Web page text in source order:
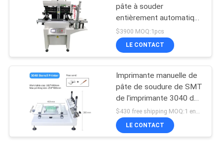
machine de
transfert de smd
pâte à souder
entièrement automatique
avec impression aveugle
et chargement de PCB
$3900 MOQ:1pcs
LE CONTACT
Imprimante manuelle de
pâte de soudure de SMT
de l'imprimante 3040 de
pochoir de pâte de
soudure de haute
précision
$430 free shipping MOQ:1 ensemble
LE CONTACT